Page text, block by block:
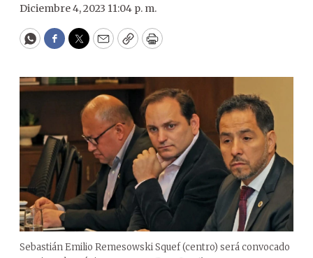
Diciembre 4, 2023 11:04 p. m.
WhatsApp
Facebook
Twitter
EmailCopyPrint
Sebastián Emilio Remesowski Squef (centro) será convocado